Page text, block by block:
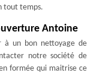
tout temps.
Antoine
à un bon nettoyage de
notre société de
formée qui maitrise ce